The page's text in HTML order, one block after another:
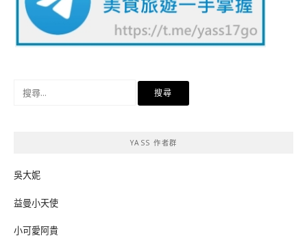
YASS 作者群
吳大妮
益曼小天使
小可愛阿貴